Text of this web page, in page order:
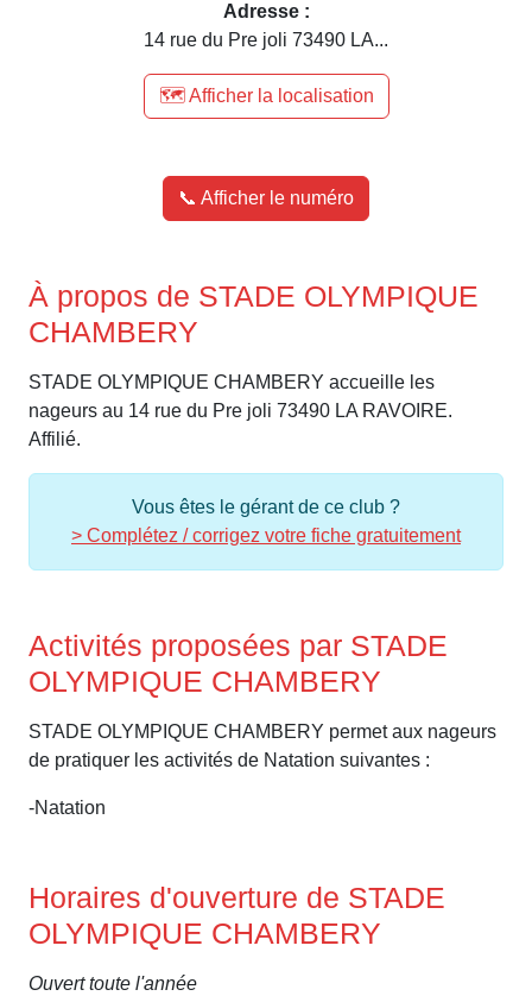
Adresse :
14 rue du Pre joli 73490 LA...
🗺️ Afficher la localisation
📞 Afficher le numéro
À propos de STADE OLYMPIQUE
CHAMBERY
STADE OLYMPIQUE CHAMBERY accueille les
nageurs au 14 rue du Pre joli 73490 LA RAVOIRE.
Affilié.
Vous êtes le gérant de ce club ?
> Complétez / corrigez votre fiche gratuitement
Activités proposées par STADE
OLYMPIQUE CHAMBERY
STADE OLYMPIQUE CHAMBERY permet aux nageurs
de pratiquer les activités de Natation suivantes :
-Natation
Horaires d'ouverture de STADE
OLYMPIQUE CHAMBERY
Ouvert toute l'année